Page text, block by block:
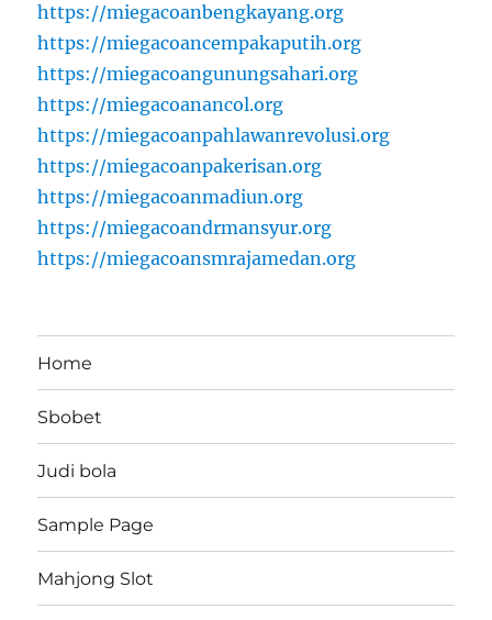
https://miegacoanbengkayang.org
https://miegacoancempakaputih.org
https://miegacoangunungsahari.org
https://miegacoanancol.org
https://miegacoanpahlawanrevolusi.org
https://miegacoanpakerisan.org
https://miegacoanmadiun.org
https://miegacoandrmansyur.org
https://miegacoansmrajamedan.org
Home
Sbobet
Judi bola
Sample Page
Mahjong Slot